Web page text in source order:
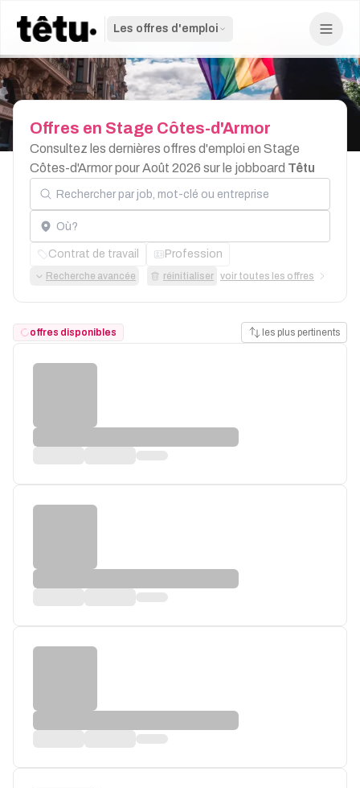
Les offres d'emploi
Offres en Stage Côtes-d'Armor
Consultez les dernières offres d'emploi en Stage
Côtes-d'Armor pour Août 2026 sur le jobboard Têtu
Rechercher par job, mot-clé ou entreprise
Localisation
Contrat de travail Profession
Recherche avancée réinitialiser voir toutes les offres
offres disponibles les plus pertinents